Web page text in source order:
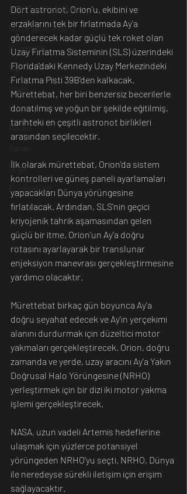
Bilim Tarihinde Bugün
Günün Bilim İnsanı
Matematik
Tıp
Uzay
Resim
Doğa
Fotoğrafçılık
Dört astronot, Orion'u, ekibini ve
erzaklarını tek bir fırlatmada Ay'a
gönderecek kadar güçlü tek roket olan
Uzay Fırlatma Sisteminin (SLS) üzerindeki
Florida'daki Kennedy Uzay Merkezindeki
Fırlatma Pisti 39B'den kalkacak.
Mürettebat, her biri benzersiz becerilerle
donatılmış ve yoğun bir şekilde eğitilmiş,
tarihteki en çeşitli astronot birlikleri
arasından seçilecektir.
İlk olarak mürettebat, Orion'da sistem
kontrolleri ve güneş paneli ayarlamaları
yapacakları Dünya yörüngesine
fırlatılacak. Ardından, SLS'nin geçici
kriyojenik tahrik aşamasından gelen
güçlü bir itme, Orion'un Ay'a doğru
rotasını ayarlayarak bir translunar
enjeksiyon manevrası gerçekleştirmesine
yardımcı olacaktır.
Mürettebat birkaç gün boyunca Ay'a
doğru seyahat edecek ve Ay'ın yerçekimi
alanını durdurmak için düzeltici motor
yakmaları gerçekleştirecek. Orion, doğru
zamanda ve yerde, uzay aracını Ay'a Yakın
Doğrusal Halo Yörüngesine (NRHO)
yerleştirmek için bir dizi iki motor yakma
işlemi gerçekleştirecek.
NASA, uzun vadeli Artemis hedeflerine
ulaşmak için yüzlerce potansiyel
yörüngeden NRHO'yu seçti. NRHO, Dünya
ile neredeyse sürekli iletişim için erişim
sağlayacaktır.